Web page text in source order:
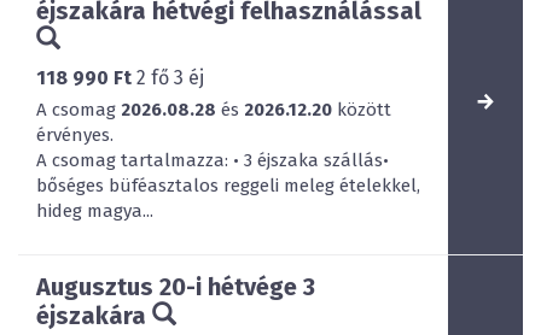
éjszakára hétvégi felhasználással
118 990 Ft 2 fő 3 éj
A csomag 2026.08.28 és 2026.12.20 között
érvényes.
A csomag tartalmazza: • 3 éjszaka szállás•
bőséges büféasztalos reggeli meleg ételekkel,
hideg magya...
Augusztus 20-i hétvége 3
éjszakára